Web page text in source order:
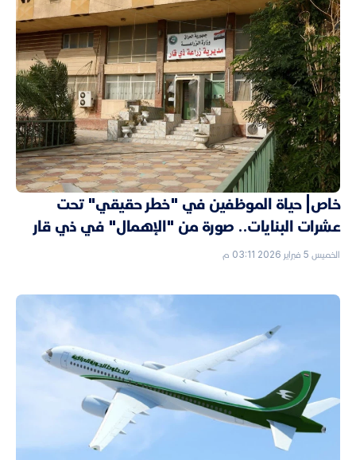
خاص| حياة الموظفين في "خطر حقيقي" تحت
عشرات البنايات.. صورة من "الإهمال" في ذي قار
الخميس 5 فبراير 2026 03:11 م